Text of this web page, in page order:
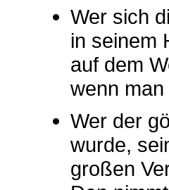
Wer sich
in seinem
auf dem
wenn
Wer der
wurde,
großen